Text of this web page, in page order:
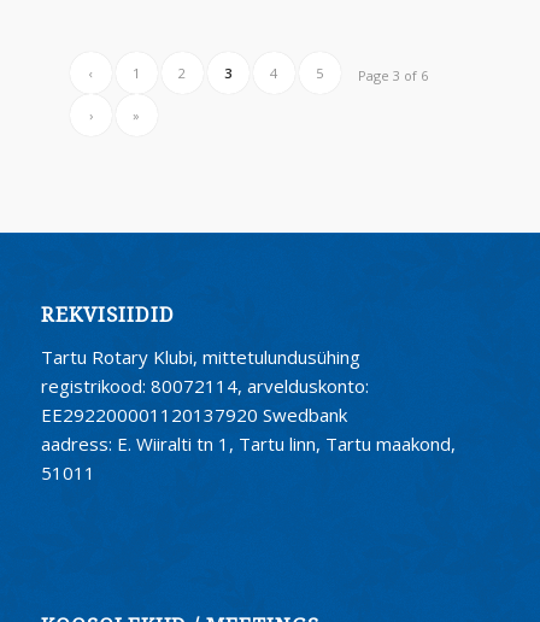
Page 3 of 6
‹ 1 2 3 4 5
› »
REKVISIIDID
Tartu Rotary Klubi, mittetulundusühing
registrikood: 80072114, arvelduskonto:
EE292200001120137920 Swedbank
aadress: E. Wiiralti tn 1, Tartu linn, Tartu maakond,
51011